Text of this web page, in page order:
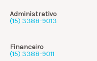
Administrativo
(15) 3388-9013
Financeiro
(15) 3388-9011